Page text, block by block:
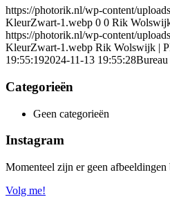
https://photorik.nl/wp-content/
KleurZwart-1.webp 0 0 Rik
https://photorik.nl/wp-content/
KleurZwart-1.webp Rik Wolswijk |
19:55:192024-11-13 19:55:28
Categorieën
Geen categorieën
Instagram
Momenteel zijn er geen afbeeldingen
Volg me!